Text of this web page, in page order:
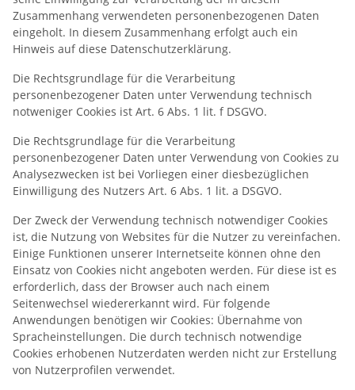
Zusammenhang verwendeten personenbezogenen Daten
eingeholt. In diesem Zusammenhang erfolgt auch ein
Hinweis auf diese Datenschutzerklärung.
Die Rechtsgrundlage für die Verarbeitung
personenbezogener Daten unter Verwendung technisch
notweniger Cookies ist Art. 6 Abs. 1 lit. f DSGVO.
Die Rechtsgrundlage für die Verarbeitung
personenbezogener Daten unter Verwendung von Cookies zu
Analysezwecken ist bei Vorliegen einer diesbezüglichen
Einwilligung des Nutzers Art. 6 Abs. 1 lit. a DSGVO.
Der Zweck der Verwendung technisch notwendiger Cookies
ist, die Nutzung von Websites für die Nutzer zu vereinfachen.
Einige Funktionen unserer Internetseite können ohne den
Einsatz von Cookies nicht angeboten werden. Für diese ist es
erforderlich, dass der Browser auch nach einem
Seitenwechsel wiedererkannt wird. Für folgende
Anwendungen benötigen wir Cookies: Übernahme von
Spracheinstellungen. Die durch technisch notwendige
Cookies erhobenen Nutzerdaten werden nicht zur Erstellung
von Nutzerprofilen verwendet.